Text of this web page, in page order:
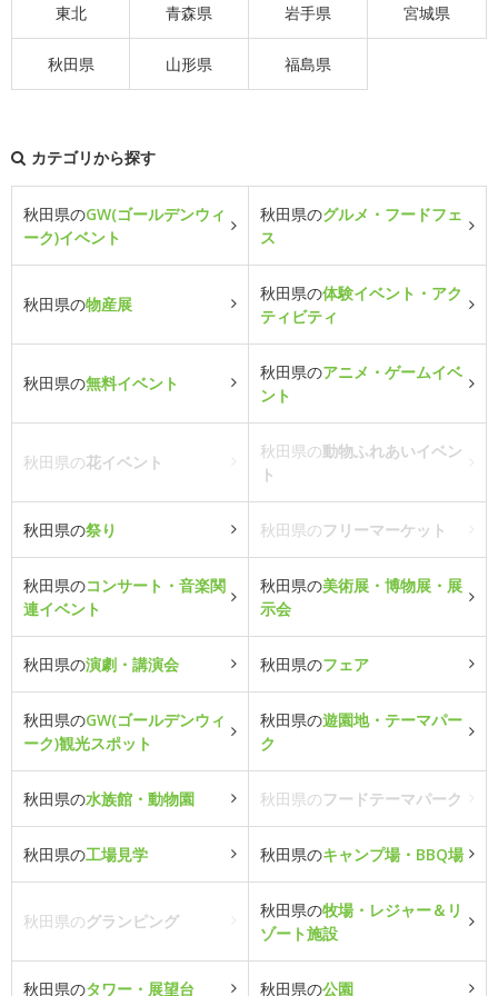
東北 青森県 岩手県 宮城県
秋田県 山形県 福島県
カテゴリから探す
秋田県のGW(ゴールデンウィ
ーク)イベント
秋田県のグルメ・フードフェ
ス
秋田県の物産展
秋田県の体験イベント・アク
ティビティ
秋田県の無料イベント
秋田県のアニメ・ゲームイベ
ント
秋田県の花イベント
秋田県の動物ふれあいイベン
ト
秋田県の祭り 秋田県のフリーマーケット
秋田県のコンサート・音楽関
連イベント
秋田県の美術展・博物展・展
示会
秋田県の演劇・講演会 秋田県のフェア
秋田県のGW(ゴールデンウィ
ーク)観光スポット
秋田県の遊園地・テーマパー
ク
秋田県の水族館・動物園 秋田県のフードテーマパーク
秋田県の工場見学 秋田県のキャンプ場・BBQ場
秋田県のグランピング
秋田県の牧場・レジャー＆リ
ゾート施設
秋田県のタワー・展望台 秋田県の公園